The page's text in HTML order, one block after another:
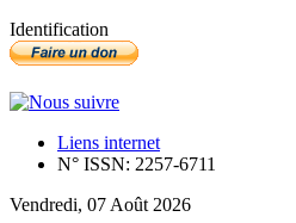
Identification
Liens internet
N° ISSN: 2257-6711
Vendredi, 07 Août 2026